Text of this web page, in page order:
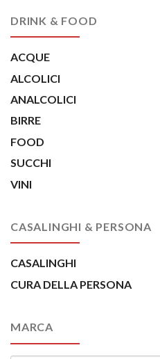
DRINK & FOOD
ACQUE
ALCOLICI
ANALCOLICI
BIRRE
FOOD
SUCCHI
VINI
CASALINGHI & PERSONA
CASALINGHI
CURA DELLA PERSONA
MARCA